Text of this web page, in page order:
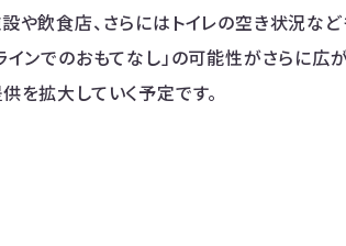
や飲食店、さらにはトイレの空き状況な
インでのおもてなし」の可能性がさらに
を拡大していく予定です。